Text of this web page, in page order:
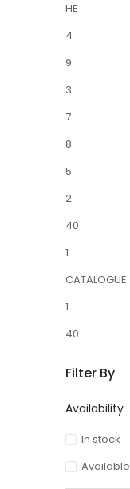
HE
4
9
3
7
8
5
2
40
1
CATALOGUE
1
40
Filter By
Availability
In stock
Available